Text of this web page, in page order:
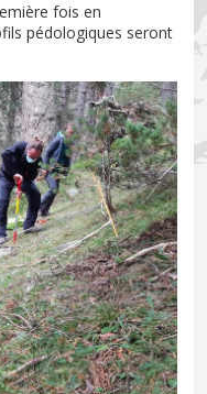
fois en
pédologiques seront